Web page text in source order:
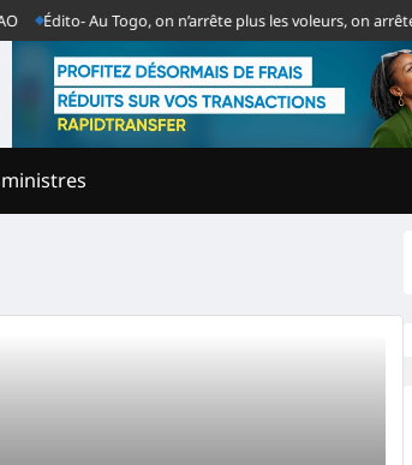
Édito- Au Togo, on n’arrête plus les voleurs, on arrête